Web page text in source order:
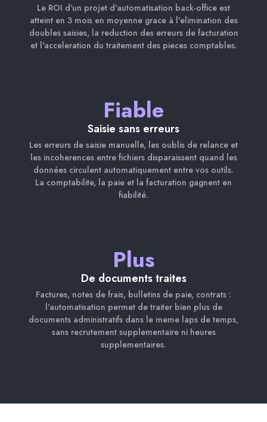
Le ROI d'un projet d'automatisation back-office est
atteint en 3 mois en moyenne grace à l'elimination des
doubles saisies, la reduction des erreurs de facturation
et l'acceleration du traitement des pieces comptables.
Fiable
Saisie sans erreurs
Les erreurs de saisie manuelle, les oublis de relance et
les incoherences entre fichiers disparaissent quand les
données circulent automatiquement entre vos outils.
La comptabilite, la paie et la facturation gagnent en
fiabilité.
Plus
De documents traites
Factures, notes de frais, bulletins de paie, contrats :
l'automatisation permet de traiter bien plus de
documents administratifs dans le meme laps de temps,
sans recrutement supplementaire ni heures
supplementaires.